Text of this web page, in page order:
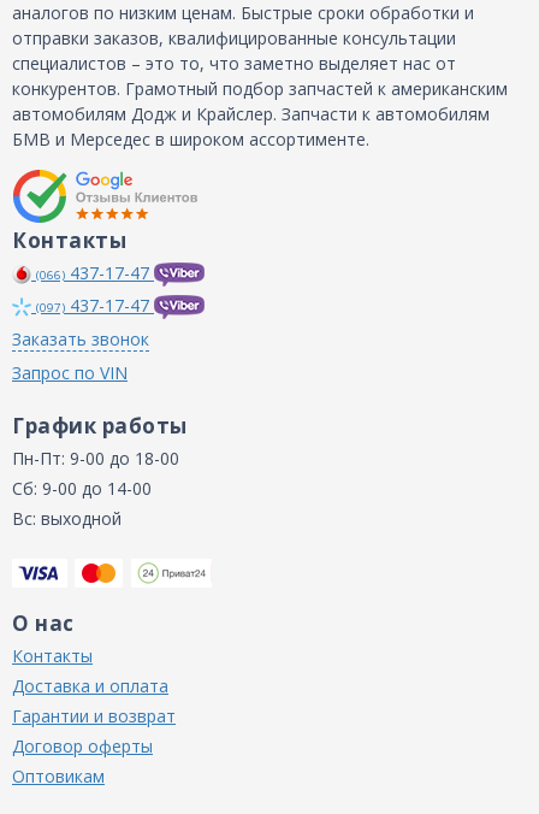
аналогов по низким ценам. Быстрые сроки обработки и
отправки заказов, квалифицированные консультации
специалистов – это то, что заметно выделяет нас от
конкурентов. Грамотный подбор запчастей к американским
автомобилям Додж и Крайслер. Запчасти к автомобилям
БМВ и Мерседес в широком ассортименте.
Контакты
(066) 437-17-47
(097) 437-17-47
Заказать звонок
Запрос по VIN
График работы
Пн-Пт: 9-00 до 18-00
Сб: 9-00 до 14-00
Вс: выходной
О нас
Контакты
Доставка и оплата
Гарантии и возврат
Договор оферты
Оптовикам